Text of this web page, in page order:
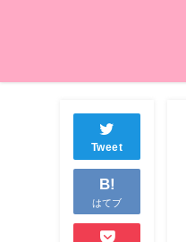
Tweet
B!
はてブ